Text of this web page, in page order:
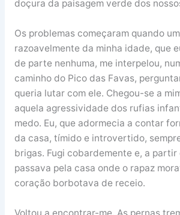
doçura da paisagem verde dos
Os problemas começaram quando
razoavelmente da minha idade, que
de parte nenhuma, me interpelou,
caminho do Pico das Favas,
queria lutar com ele. Chegou-se a
aquela agressividade dos rufias
medo. Eu, que adormecia a contar
da casa, tímido e introvertido,
brigas. Fugi cobardemente e, a partir
passava pela casa onde o rapaz
coração borbotava de receio.